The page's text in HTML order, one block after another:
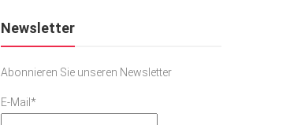
Newsletter
Abonnieren Sie unseren Newsletter
E-Mail*